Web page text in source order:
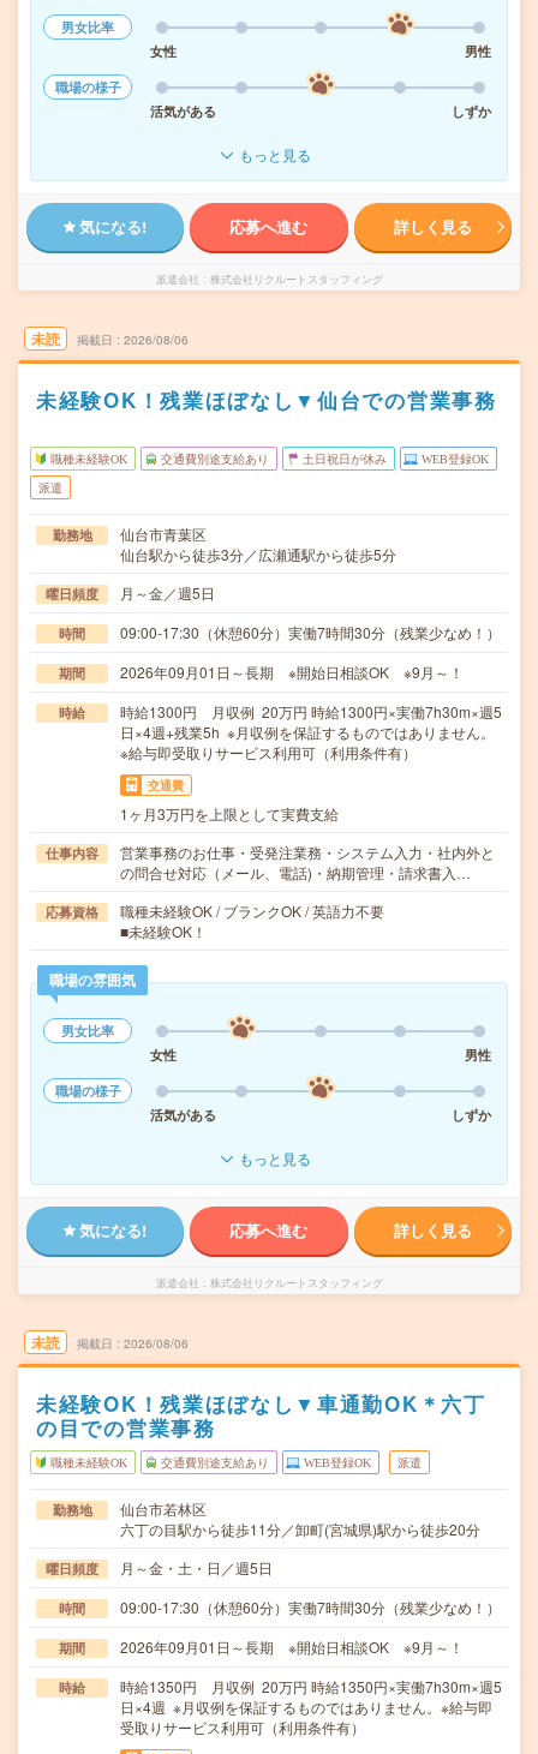
男女比率
女性
男性
職場の様子
活気がある
しずか
もっと見る
気になる! 応募へ進む 詳しく見る
派遣会社 株式会社リクルートスタッフィング
未読 掲載日 2026/08/06
未経験OK！残業ほぼなし▼仙台での営業事務
職種未経験OK 交通費別途支給あり 土日祝日が休み WEB登録OK
派遣
勤務地
仙台市青葉区
仙台駅から徒歩3分／広瀬通駅から徒歩5分
曜日頻度 月～金／週5日
時間 09:00-17:30（休憩60分）実働7時間30分（残業少なめ！）
期間 2026年09月01日～長期 ※開始日相談OK ※9月～！
時給
時給1300円 月収例 20万円 時給1300円×実働7h30m×週5
日×4週+残業5h ※月収例を保証するものではありません。
※給与即受取りサービス利用可（利用条件有）
交通費
1ヶ月3万円を上限として実費支給
仕事内容
営業事務のお仕事・受発注業務・システム入力・社内外と
の問合せ対応（メール、電話)・納期管理・請求書入…
応募資格
職種未経験OK / ブランクOK / 英語力不要
■未経験OK！
職場の雰囲気
男女比率
女性
男性
職場の様子
活気がある
しずか
もっと見る
気になる! 応募へ進む 詳しく見る
派遣会社 株式会社リクルートスタッフィング
未読 掲載日 2026/08/06
未経験OK！残業ほぼなし▼車通勤OK＊六丁
の目での営業事務
職種未経験OK 交通費別途支給あり WEB登録OK 派遣
勤務地
仙台市若林区
六丁の目駅から徒歩11分／卸町(宮城県)駅から徒歩20分
曜日頻度 月～金・土・日／週5日
時間 09:00-17:30（休憩60分）実働7時間30分（残業少なめ！）
期間 2026年09月01日～長期 ※開始日相談OK ※9月～！
時給
時給1350円 月収例 20万円 時給1350円×実働7h30m×週5
日×4週 ※月収例を保証するものではありません。※給与即
受取りサービス利用可（利用条件有）